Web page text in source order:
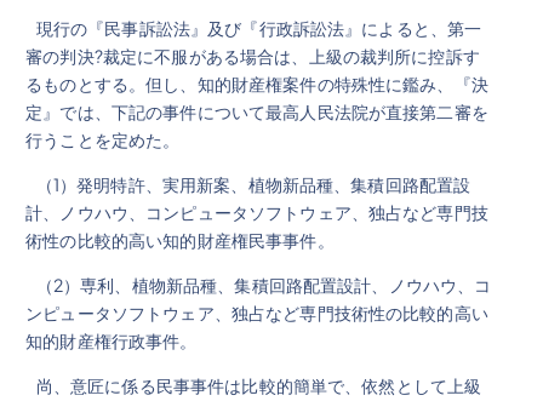
現行の『民事訴訟法』及び『行政訴訟法』によると、第一
審の判決?裁定に不服がある場合は、上級の裁判所に控訴す
るものとする。但し、知的財産権案件の特殊性に鑑み、『決
定』では、下記の事件について最高人民法院が直接第二審を
行うことを定めた。
（1）発明特許、実用新案、植物新品種、集積回路配置設
計、ノウハウ、コンピュータソフトウェア、独占など専門技
術性の比較的高い知的財産権民事事件。
（2）専利、植物新品種、集積回路配置設計、ノウハウ、コ
ンピュータソフトウェア、独占など専門技術性の比較的高い
知的財産権行政事件。
尚、意匠に係る民事事件は比較的簡単で、依然として上級